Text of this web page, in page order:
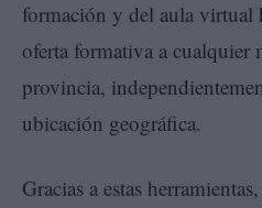
formación y del aula virtual
oferta formativa a cualquier
provincia,
ubicación geográfica.
Gracias a estas